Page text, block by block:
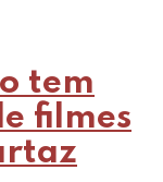
tem
filmes